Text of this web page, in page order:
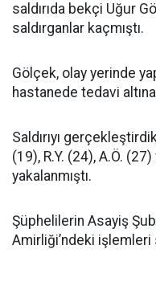
saldırıda bekçi Uğur
saldırganlar kaçmıştı.
Gölçek, olay yerinde
hastanede tedavi altına
Saldırıyı
(19), R.Y. (24), A.Ö.
yakalanmıştı.
Şüphelilerin Asayiş
Amirliği’ndeki işlemleri